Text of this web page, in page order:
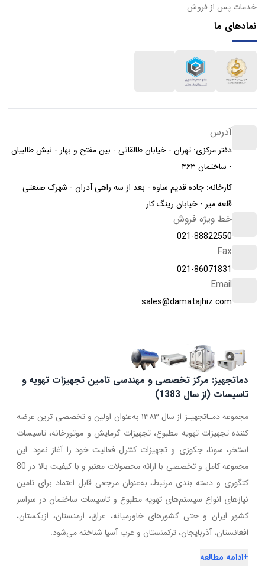
خدمات پس از فروش
نمادهای ما
آدرس
دفتر مرکزی: تهران - خیابان طالقانی - بین مفتح و بهار - نبش طالبیان
- ساختمان ۴۶۳
کارخانه: جاده قدیم ساوه - بعد از سه راهی آدران - شهرک صنعتی
قلعه میر - خیابان رینگ کار
خط ویژه فروش
021-88822550
Fax
021-86071831
Email
sales@damatajhiz.com
دماتجهیز: مرکز تخصصی و مهندسی تامین تجهیزات تهویه و
تاسیسات (از سال 1383)
مجموعه دمـاتجهیـز از سال ۱۳۸۳ به‌عنوان اولین و تخصصی ترین عرضه
کننده تجهیزات تهویه مطبوع، تجهیزات گرمایش و موتورخانه، تاسیسات
استخر، سونا، جکوزی و تجهیزات کنترل فعالیت خود را آغاز نمود. این
مجموعه کامل و تخصصی با ارائه محصولات معتبر و با کیفیت بالا در 80
کتگوری و دسته بندی مرتبط، به‌عنوان مرجعی قابل اعتماد برای تامین
نیازهای انواع سیستم‌های تهویه مطبوع و تاسیسات ساختمان در سراسر
کشور ایران و حتی کشورهای خاورمیانه، عراق، ارمنستان، ازبکستان،
افغانستان، آذربایجان، ترکمنستان و غرب آسیا شناخته می‌شود.
+ادامه مطالعه